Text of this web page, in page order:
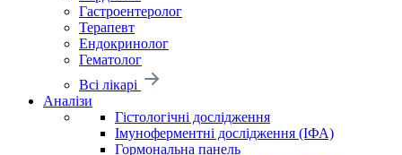
Гастроентеролог
Терапевт
Ендокринолог
Гематолог
Всі лікарі
Аналізи
Гістологічні дослідження
Імуноферментні дослідження (ІФА)
Гормональна панель